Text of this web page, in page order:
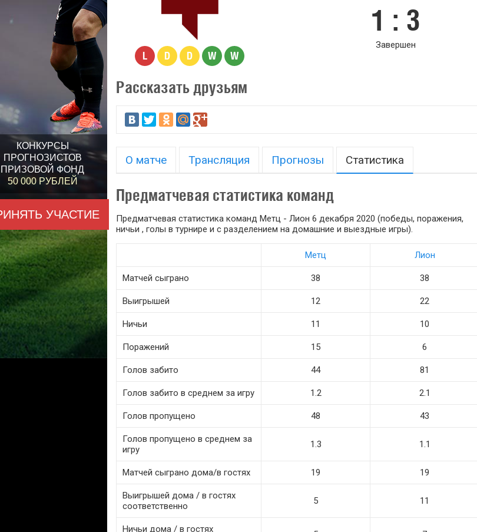
КОНКУРСЫ
ПРОГНОЗИСТОВ
ПРИЗОВОЙ ФОНД
50 000 РУБЛЕЙ
УЧАСТИЕ
L D D W W
1 : 3
Завершен
Рассказать друзьям
О матче Трансляция Прогнозы Статистика
Предматчевая статистика команд
Предматчевая статистика команд Метц - Лион 6 декабря 2020 (победы, поражения,
ничьи , голы в турнире и с разделением на домашние и выездные игры).
Метц Лион
Матчей сыграно 38 38
Выигрышей 12 22
Ничьи 11 10
Поражений 15 6
Голов забито 44 81
Голов забито в среднем за игру 1.2 2.1
Голов пропущено 48 43
Голов пропущено в среднем за
игру
1.3 1.1
Матчей сыграно дома/в гостях 19 19
Выигрышей дома / в гостях
соответственно
5 11
Ничьи дома / в гостях